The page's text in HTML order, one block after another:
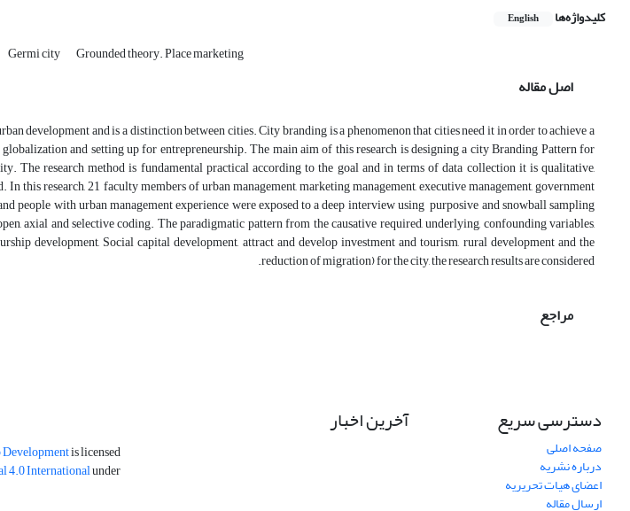
کلیدواژه‌ها English
Germi city Grounded theory. Place marketing
اصل مقاله
development and is a distinction between cities. City branding is a phenomenon that cities need it in order to achieve a
and setting up for entrepreneurship. The main aim of this research is designing a city Branding Pattern for
The research method is fundamental practical according to the goal and in terms of data collection it is qualitative,
this research, 21 faculty members of urban management, marketing management, executive management, government
people with urban management experience were exposed to a deep interview using purposive and snowball sampling
axial and selective coding. The paradigmatic pattern from the causative required, underlying, confounding variables,
development, Social capital development, attract and develop investment and tourism, rural development and the
reduction of migration) for the city, the research results are considered.
مراجع
دسترسی سریع
صفحه اصلی
درباره نشریه
اعضای هیات تحریریه
ارسال مقاله
آخرین اخبار
is licensed
under
4.0 International